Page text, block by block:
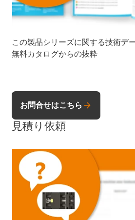
この製品シリーズに関する技術デ
無料カタログからの抜粋
見積り依頼
お問合せはこちら